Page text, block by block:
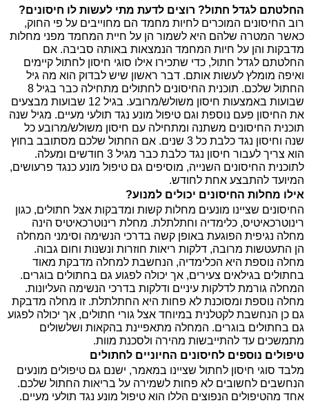
החלטתם לגדל חתול? רוצים לדעת מתי לעשות לו חיסונים?
רוב החיסונים המוכרים לחיות מחמד הם מחוייבים על פי החוק,
כאשר המטרה שלהם היא לשמור הן על חיית המחמד מפני מחלות
מדבקות והן על חיות המחמד הנמצאות באותה סביבה. אם
החלטתם לגדל חתול, כדי שתכירו אילו סוגי חיסון לחתול קיימים
ואיפה מומלץ לעשות אותם. דבר ראשון שיש לבדוק הוא מה גיל
החתול שלכם. תוכנית החיסונים לחתולים מתחילה כבר בגיל 8
שבועות באמצעות חיסון משולש/מרובע. בגיל 12 שבועות מבצעים
את החיסון פעם נוספת וגם טיפול מונע נגד תולעי מעיים. מגיל שנה
תוכנית החיסונים משתנה ומתחילה עם חיסון משולש/מרובע כל
שנה וחיסון נגד כלבת כל 3 שנים. אם החתול שלכם מסתובב בחוץ
הוא צריך לעבור חיסון נגד כלבת כבר מגיל 3 חודשים ומעלה.
לתוכנית החיסונים השנייה, מוסיפים גם טיפול מונע כנגד פרעושים,
המיועד להתבצע אחת לחודש.
אילו מחלות החיסונים יכולים למנוע?
החיסונים שציינו מונעים מחלות קשות ומדבקות אצל חתולים, כגון
רינוטרכאיטיס, כלימדיה וחתלתלת. מחלת רינוטרכאיטיס הינה
מחלה נגיפית הפוגעת באופן קשה בדרכי הנשימה וסימני המחלה
הן התעטשות מרובה, דלקות ריאות חוזרות ונשנות וחום גבוה.
מחלה נוספת היא הכלימדיה, הנחשבת למחלה מדבקת מאוד
בחתולים בגילאים צעירים, אך יכולה לפגוע גם בחתולים בוגרים.
המחלה גורמת לדלקות עיניים ודלקות בדרכי הנשימה העליונות.
מחלה נוספת ומסוכנת לא פחות היא החתלתלת. זו מחלה מדבקת
גם כן הנחשבת לקטלנית במיוחד אצל גורי חתולים, אך יכולה לפגוע
גם בחתולים בוגרים. המחלה מתאפיינת בהקאות ושלשולים
מתמשכים עד להתייבשות מהירה ולסכנת מוות.
טיפולים נוספים לחיסונים החיוניים לחתולים
מלבד סוגי חיסון לחתול שציינו במאמר, ישנם גם טיפולים מונעים
הנחשבים לחשובים לא פחות לשמירה על בריאות החתול שלכם.
אחד מהטיפולים הנפוצים הללו הוא טיפול מונע נגד תולעי מעיים.